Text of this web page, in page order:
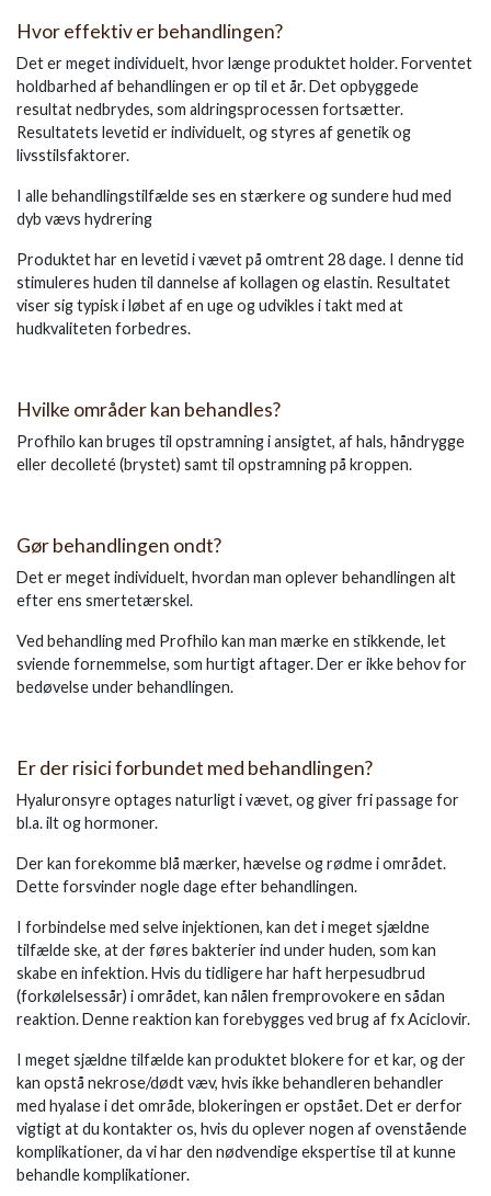
Hvor effektiv er behandlingen?
Det er meget individuelt, hvor længe produktet holder. Forventet
holdbarhed af behandlingen er op til et år. Det opbyggede
resultat nedbrydes, som aldringsprocessen fortsætter.
Resultatets levetid er individuelt, og styres af genetik og
livsstilsfaktorer.
I alle behandlingstilfælde ses en stærkere og sundere hud med
dyb vævs hydrering
Produktet har en levetid i vævet på omtrent 28 dage. I denne tid
stimuleres huden til dannelse af kollagen og elastin. Resultatet
viser sig typisk i løbet af en uge og udvikles i takt med at
hudkvaliteten forbedres.
Hvilke områder kan behandles?
Profhilo kan bruges til opstramning i ansigtet, af hals, håndrygge
eller decolleté (brystet) samt til opstramning på kroppen.
Gør behandlingen ondt?
Det er meget individuelt, hvordan man oplever behandlingen alt
efter ens smertetærskel.
Ved behandling med Profhilo kan man mærke en stikkende, let
sviende fornemmelse, som hurtigt aftager. Der er ikke behov for
bedøvelse under behandlingen.
Er der risici forbundet med behandlingen?
Hyaluronsyre optages naturligt i vævet, og giver fri passage for
bl.a. ilt og hormoner.
Der kan forekomme blå mærker, hævelse og rødme i området.
Dette forsvinder nogle dage efter behandlingen.
I forbindelse med selve injektionen, kan det i meget sjældne
tilfælde ske, at der føres bakterier ind under huden, som kan
skabe en infektion. Hvis du tidligere har haft herpesudbrud
(forkølelsessår) i området, kan nålen fremprovokere en sådan
reaktion. Denne reaktion kan forebygges ved brug af fx Aciclovir.
I meget sjældne tilfælde kan produktet blokere for et kar, og der
kan opstå nekrose/dødt væv, hvis ikke behandleren behandler
med hyalase i det område, blokeringen er opstået. Det er derfor
vigtigt at du kontakter os, hvis du oplever nogen af ovenstående
komplikationer, da vi har den nødvendige ekspertise til at kunne
behandle komplikationer.